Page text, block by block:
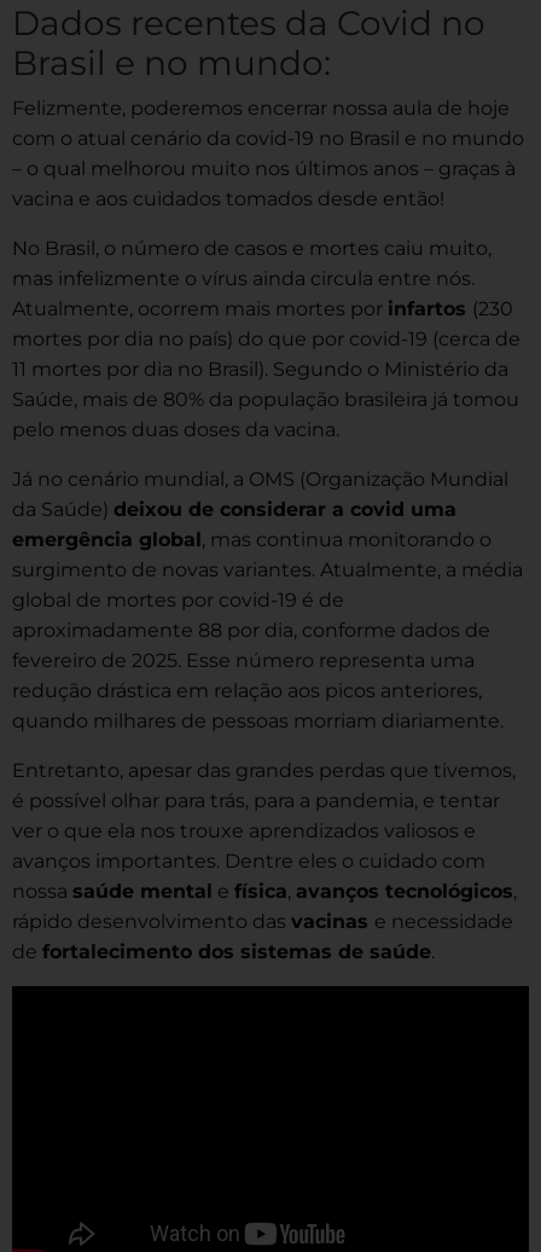
Dados recentes da Covid no
Brasil e no mundo:
Felizmente, poderemos encerrar nossa aula de hoje
com o atual cenário da covid-19 no Brasil e no mundo
– o qual melhorou muito nos últimos anos – graças à
vacina e aos cuidados tomados desde então!
No Brasil, o número de casos e mortes caiu muito,
mas infelizmente o vírus ainda circula entre nós.
Atualmente, ocorrem mais mortes por infartos (230
mortes por dia no país) do que por covid-19 (cerca de
11 mortes por dia no Brasil). Segundo o Ministério da
Saúde, mais de 80% da população brasileira já tomou
pelo menos duas doses da vacina.
Já no cenário mundial, a OMS (Organização Mundial
da Saúde) deixou de considerar a covid uma
emergência global, mas continua monitorando o
surgimento de novas variantes. Atualmente, a média
global de mortes por covid-19 é de
aproximadamente 88 por dia, conforme dados de
fevereiro de 2025. Esse número representa uma
redução drástica em relação aos picos anteriores,
quando milhares de pessoas morriam diariamente.
Entretanto, apesar das grandes perdas que tivemos,
é possível olhar para trás, para a pandemia, e tentar
ver o que ela nos trouxe aprendizados valiosos e
avanços importantes. Dentre eles o cuidado com
nossa saúde mental e física, avanços tecnológicos,
rápido desenvolvimento das vacinas e necessidade
de fortalecimento dos sistemas de saúde.